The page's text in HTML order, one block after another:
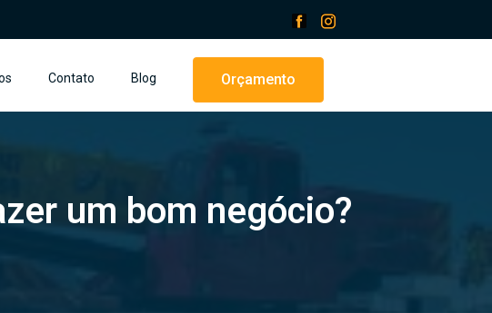
Contato Blog Orçamento
um bom negócio?